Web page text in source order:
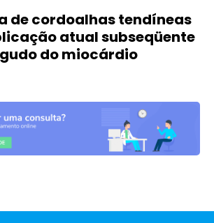
de cordoalhas tendíneas
atual subseqüente
do miocárdio